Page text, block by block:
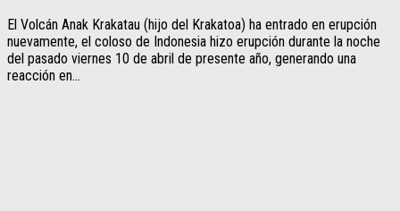
El Volcán Anak Krakatau (hijo del Krakatoa) ha entrado en erupción
nuevamente, el coloso de Indonesia hizo erupción durante la noche
del pasado viernes 10 de abril de presente año, generando una
reacción en...